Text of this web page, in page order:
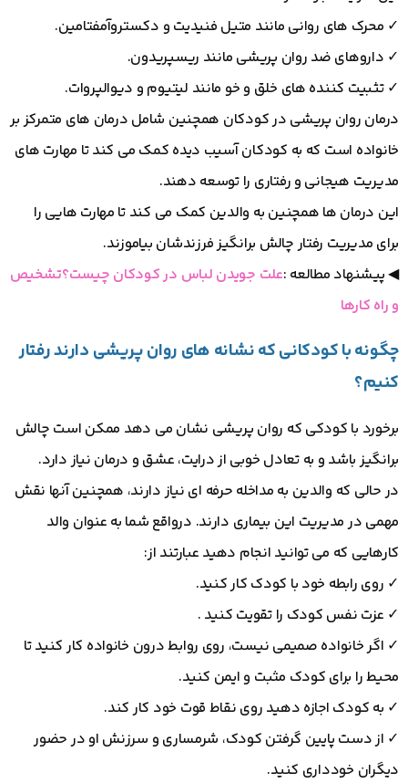
✓ محرک های روانی مانند متیل فنیدیت و دکستروآمفتامین.
✓ داروهای ضد روان پریشی مانند ریسپریدون.
✓ تثبیت کننده های خلق و خو مانند لیتیوم و دیوالپروات.
درمان روان پریشی در کودکان همچنین شامل درمان های متمرکز بر
خانواده است که به کودکان آسیب دیده کمک می کند تا مهارت های
مدیریت هیجانی و رفتاری را توسعه دهند.
این درمان ها همچنین به والدین کمک می کند تا مهارت هایی را
برای مدیریت رفتار چالش برانگیز فرزندشان بیاموزند.
◀ پیشنهاد مطالعه :علت جویدن لباس در کودکان چیست؟تشخیص
و راه کارها
چگونه با کودکانی که نشانه های روان پریشی دارند رفتار
کنیم؟
برخورد با کودکی که روان پریشی نشان می دهد ممکن است چالش
برانگیز باشد و به تعادل خوبی از درایت، عشق و درمان نیاز دارد.
در حالی که والدین به مداخله حرفه ای نیاز دارند، همچنین آنها نقش
مهمی در مدیریت این بیماری دارند. درواقع شما به عنوان والد
کارهایی که می توانید انجام دهید عبارتند از:
✓ روی رابطه خود با کودک کار کنید.
✓ عزت نفس کودک را تقویت کنید .
✓ اگر خانواده صمیمی نیست، روی روابط درون خانواده کار کنید تا
محیط را برای کودک مثبت و ایمن کنید.
✓ به کودک اجازه دهید روی نقاط قوت خود کار کند.
✓ از دست پایین گرفتن کودک، شرمساری و سرزنش او در حضور
دیگران خودداری کنید.